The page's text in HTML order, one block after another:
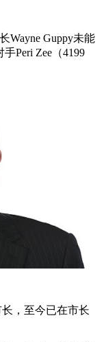
Wayne Guppy未能
Peri Zee（4199
，至今已在市长